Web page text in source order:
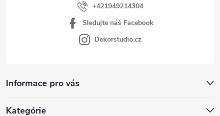
Informace pro vás
Kategórie
+421949214304
Sledujte náš Facebook
Dekorstudio.cz